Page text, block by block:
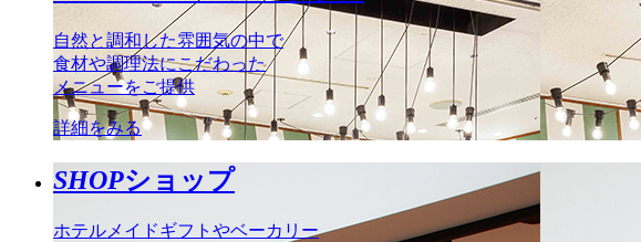
自然と調和した雰囲気の中で
食材や調理法にこだわった
メニューをご提供
詳細をみる
SHOPショップ
ホテルメイドギフトやベーカリー